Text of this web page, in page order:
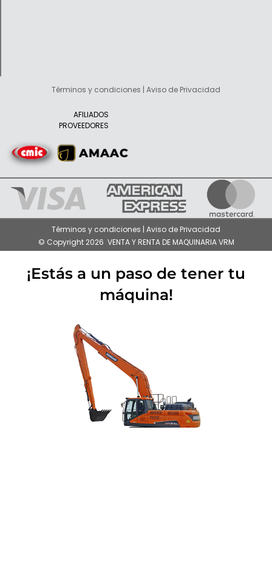
Términos y condiciones | Aviso de Privacidad
AFILIADOS
PROVEEDORES
Términos y condiciones | Aviso de Privacidad
© Copyright 2026 VENTA Y RENTA DE MAQUINARIA VRM
¡Estás a un paso de tener tu
máquina!